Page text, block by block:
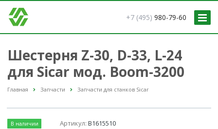
+7 (495) 980-79-60
Шестерня Z-30, D-33, L-24
для Sicar мод. Вoom-3200
Главная Запчасти Запчасти для станков Sicar
В наличии Артикул:B1615510